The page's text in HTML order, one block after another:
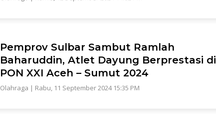
Pemprov Sulbar Sambut Ramlah
Baharuddin, Atlet Dayung Berprestasi di
PON XXI Aceh – Sumut 2024
Olahraga | Rabu, 11 September 2024 15:35 PM